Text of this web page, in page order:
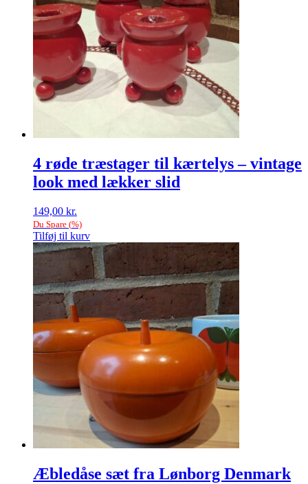
4 røde træstager til kærtelys – vintage
look med lækker slid
149,00 kr.
Du Spare (%)
Tilføj til kurv
Æbledåse sæt fra Lønborg Denmark